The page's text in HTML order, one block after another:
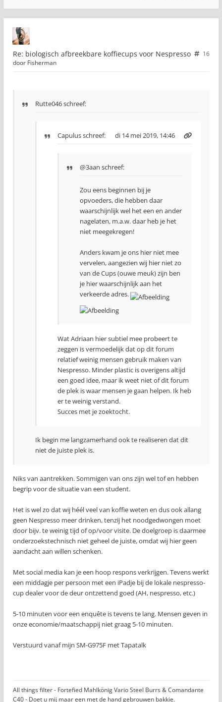
Re: biologisch afbreekbare koffiecups voor Nespresso
16
door Fisherman
Rutte046 schreef:
Capulusschreef: di 14 mei 2019, 14:46
@3aan schreef:
Zou eens beginnen bij je
opvoeders, die hebben daar
waarschijnlijk wel het een en ander
nagelaten, m.a.w. daar heb je het
niet meegekregen!
Anders kwam je ons hier niet mee
vervelen, aangezien wij hier niet zo
van de Cups (ouwe meuk) zijn ben
je hier waarschijnlijk aan het
verkeerde adres.
Wat Adriaan hier subtiel mee probeert te
zeggen is vermoedelijk dat op dit forum
relatief weinig mensen gebruik maken van
Nespresso. Minder plastic is overigens altijd
een goed idee, maar ik weet niet of dit forum
de plek is waar mensen je gaan helpen. Ik heb
er te weinig verstand.
Succes met je zoektocht.
Ik begin me langzamerhand ook te realiseren dat dit
niet de juiste plek is.
Niks van aantrekken. Sommigen van ons zijn wel tof en hebben
begrip voor de situatie van een student.
Het is wel zo dat wij héél veel van koffie weten en dus ook allang
geen Nespresso meer drinken, tenzij het noodgedwongen moet
door bijv. te weinig tijd of op/voor visite. De doelgroep is daarmee
onderzoekstechnisch niet geheel de juiste, omdat wij hier geen
aandacht aan willen schenken.
Met social media kan je een hoop respons verkrijgen. Tevens werkt
een middagje per persoon met een iPadje bij de lokale nespresso-
cup dealer voor de deur ontzettend goed (AH, nespresso, etc.)
5-10 minuten voor een enquête is tevens te lang. Mensen geven in
onze economie/maatschappij niet graag 5-10 minuten.
Verstuurd vanaf mijn SM-G975F met Tapatalk
All things filter - Fortefied Mahlkönig Vario Steel Burrs & Comandante
C40 - Doet u mij maar een met de hand gebrouwen bakkie.